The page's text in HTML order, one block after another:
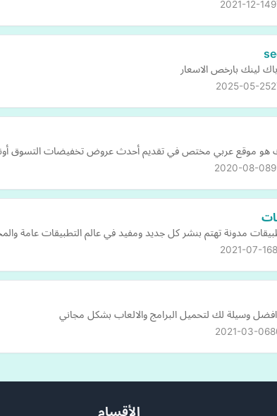
2021-12-14
لينك بارخص الاسعار
2025-05-25
هو موقع عربي مختص في تقديم أحدث عروض تخفيضات التسوق
2020-08-08
مدونة تهتم بنشر كل جديد ومفيد في عالم التطبيقات عامة
2021-07-16
وسيلة لك لتحميل البرامج والالعاب بشكل مجاني
2021-03-06
الأقسام